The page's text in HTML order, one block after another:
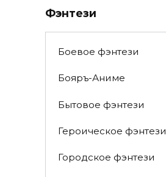
Фэнтези
Боевое фэнтези
Бояръ-Аниме
Бытовое фэнтези
Героическое фэнтези
Городское фэнтези